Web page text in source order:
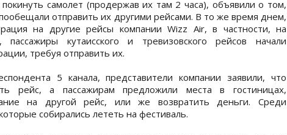
самолет (продержав их там 2 часа), объявили о том,
отправить их другими рейсами. В то же время днем,
на другие рейсы компании Wizz Air, в частности, на
пассажиры кутаисского и тревизовского рейсов начали
требуя отправить их.
5 канала, представители компании заявили, что
рейс, а пассажирам предложили места в гостиницах,
на другой рейс, или же возвратить деньги. Среди
собирались лететь на фестиваль.